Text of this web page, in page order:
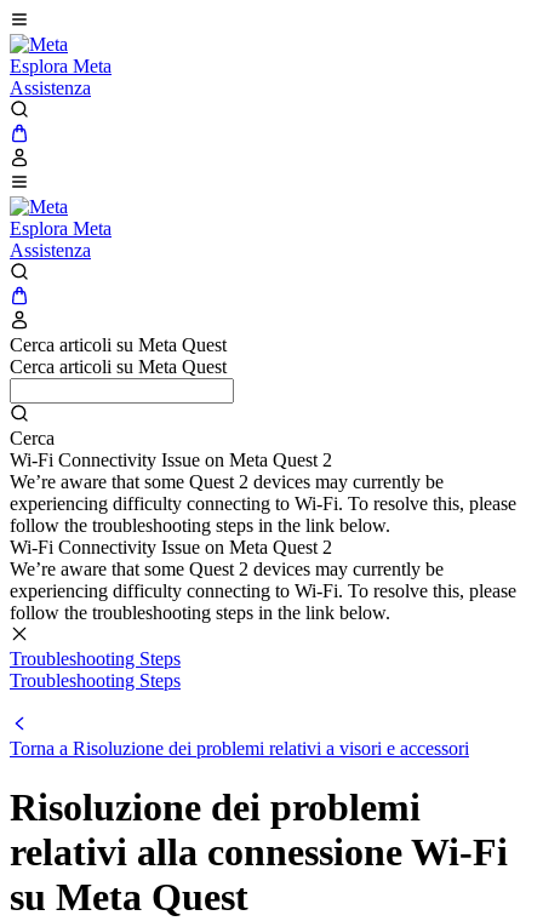
Esplora Meta
Assistenza
Esplora Meta
Assistenza
Cerca articoli su Meta Quest
Cerca articoli su Meta Quest
Cerca
Wi-Fi Connectivity Issue on Meta Quest 2
We’re aware that some Quest 2 devices may currently be
experiencing difficulty connecting to Wi-Fi. To resolve this, please
follow the troubleshooting steps in the link below.
Wi-Fi Connectivity Issue on Meta Quest 2
We’re aware that some Quest 2 devices may currently be
experiencing difficulty connecting to Wi-Fi. To resolve this, please
follow the troubleshooting steps in the link below.
Troubleshooting Steps
Troubleshooting Steps
Torna a Risoluzione dei problemi relativi a visori e accessori
Risoluzione dei problemi
relativi alla connessione Wi-Fi
su Meta Quest